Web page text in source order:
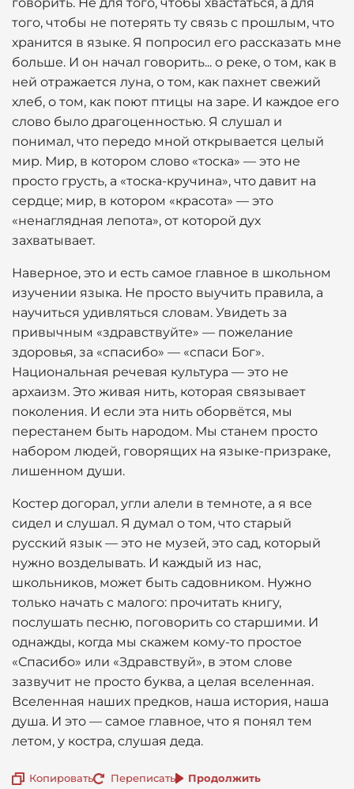
того, чтобы не потерять ту связь с прошлым, что
хранится в языке. Я попросил его рассказать мне
больше. И он начал говорить... о реке, о том, как в
ней отражается луна, о том, как пахнет свежий
хлеб, о том, как поют птицы на заре. И каждое его
слово было драгоценностью. Я слушал и
понимал, что передо мной открывается целый
мир. Мир, в котором слово «тоска» — это не
просто грусть, а «тоска-кручина», что давит на
сердце; мир, в котором «красота» — это
«ненаглядная лепота», от которой дух
захватывает.
Наверное, это и есть самое главное в школьном
изучении языка. Не просто выучить правила, а
научиться удивляться словам. Увидеть за
привычным «здравствуйте» — пожелание
здоровья, за «спасибо» — «спаси Бог».
Национальная речевая культура — это не
архаизм. Это живая нить, которая связывает
поколения. И если эта нить оборвётся, мы
перестанем быть народом. Мы станем просто
набором людей, говорящих на языке-призраке,
лишенном души.
Костер догорал, угли алели в темноте, а я все
сидел и слушал. Я думал о том, что старый
русский язык — это не музей, это сад, который
нужно возделывать. И каждый из нас,
школьников, может быть садовником. Нужно
только начать с малого: прочитать книгу,
послушать песню, поговорить со старшими. И
однажды, когда мы скажем кому-то простое
«Спасибо» или «Здравствуй», в этом слове
зазвучит не просто буква, а целая вселенная.
Вселенная наших предков, наша история, наша
душа. И это — самое главное, что я понял тем
летом, у костра, слушая деда.
Копировать Переписать Продолжить